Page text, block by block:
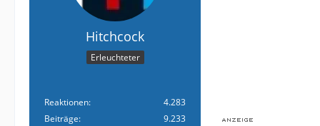
Hitchcock
Erleuchteter
Reaktionen
4.283
Beiträge
9.233